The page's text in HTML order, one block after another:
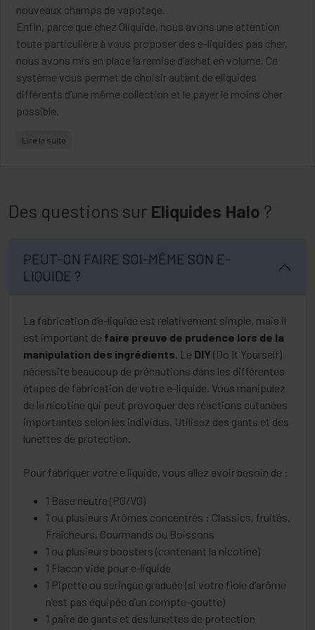
nouveaux champs de vapotage.
Enfin, parce que chez Oliquide, nous avons une attention
toute particulière à vous proposer des e-liquides pas cher,
nous avons mis en place la remise d’achat en volume. Ce
système vous permet de choisir autant de eliquides
différents d’une même collection et le payer le moins cher
possible.
Pas certain qu’il soit encore utile de présenter la marque de
de liquide Classics et Classics Gourmands. On peut citer
Torque 56, Tribeca, Prime 15 ou Turkish Tobacco. Mais Halo
liquides Frais comme le Subzéro, un incontournable de la
vape, que beaucoup d’anciens fumeurs de mentholes
vous offrir un très bon hit et un volume de vapeur très
correct. Avec une bonne Box Eleaf ou Vaporesso, le
clearomiseur qui va bien et une résistance toute neuve, c’est
une promesse de vape all day qui vous attend avec ces Halo.
Lire la suite
Des questions sur Eliquides Halo ?
PEUT-ON FAIRE SOI-MÊME SON E-
LIQUIDE ?
La fabrication d’e-liquide est relativement simple, mais il
est important de faire preuve de prudence lors de la
manipulation des ingrédients. Le DIY(Do It Yourself)
nécessite beaucoup de précautions dans les différentes
étapes de fabrication de votre e-liquide. Vous manipulez
de la nicotine qui peut provoquer des réactions cutanées
importantes selon les individus. Utilisez des gants et des
lunettes de protection.
Pour fabriquer votre e liquide, vous allez avoir besoin de :
1 Base neutre (PG/VG)
1 ou plusieurs Arômes concentrés : Classics, fruités,
Fraîcheurs, Gourmands ou Boissons
1 ou plusieurs boosters (contenant la nicotine)
1 Flacon vide pour e-liquide
1 Pipette ou seringue graduée (si votre fiole d’arôme
n’est pas équipée d’un compte-goutte)
1 paire de gants et des lunettes de protection